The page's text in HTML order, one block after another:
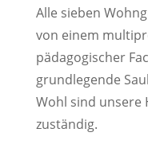
Alle sieben
von einem
pädagogischer
grundlegende
Wohl sind unsere
zuständig.